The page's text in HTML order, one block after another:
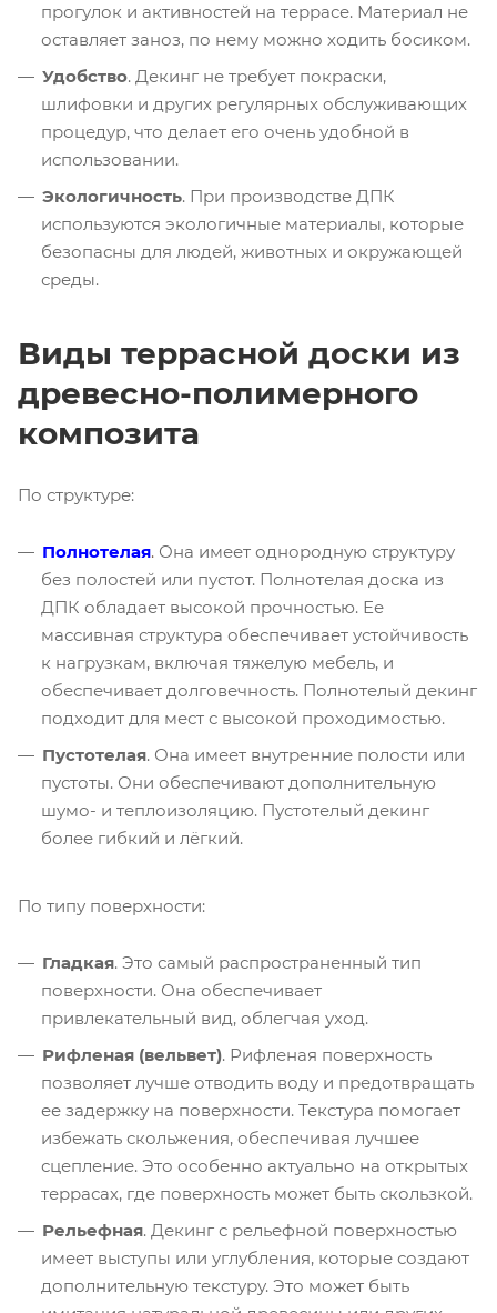
прогулок и активностей на террасе. Материал не
оставляет заноз, по нему можно ходить босиком.
Удобство. Декинг не требует покраски,
шлифовки и других регулярных обслуживающих
процедур, что делает его очень удобной в
использовании.
Экологичность. При производстве ДПК
используются экологичные материалы, которые
безопасны для людей, животных и окружающей
среды.
Виды террасной доски из
древесно-полимерного
композита
По структуре:
Полнотелая. Она имеет однородную структуру
без полостей или пустот. Полнотелая доска из
ДПК обладает высокой прочностью. Ее
массивная структура обеспечивает устойчивость
к нагрузкам, включая тяжелую мебель, и
обеспечивает долговечность. Полнотелый декинг
подходит для мест с высокой проходимостью.
Пустотелая. Она имеет внутренние полости или
пустоты. Они обеспечивают дополнительную
шумо- и теплоизоляцию. Пустотелый декинг
более гибкий и лёгкий.
По типу поверхности:
Гладкая. Это самый распространенный тип
поверхности. Она обеспечивает
привлекательный вид, облегчая уход.
Рифленая (вельвет). Рифленая поверхность
позволяет лучше отводить воду и предотвращать
ее задержку на поверхности. Текстура помогает
избежать скольжения, обеспечивая лучшее
сцепление. Это особенно актуально на открытых
террасах, где поверхность может быть скользкой.
Рельефная. Декинг с рельефной поверхностью
имеет выступы или углубления, которые создают
дополнительную текстуру. Это может быть